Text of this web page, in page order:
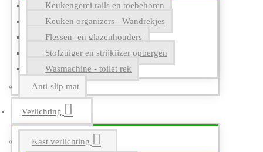
Keukengerei rails en toebehoren
Keuken organizers - Wandrekjes
Flessen- en glazenhouders
Stofzuiger en strijkijzer opbergen
Wasmachine - toilet rek
Anti-slip mat
Verlichting
Kast verlichting